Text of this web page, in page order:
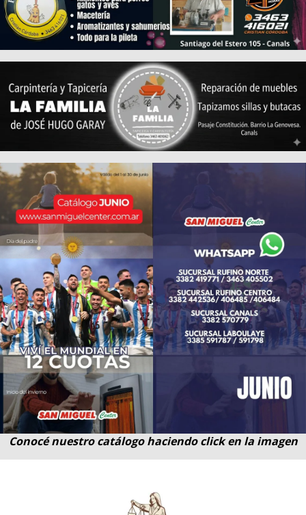
Conocé nuestro catálogo haciendo click en la imagen